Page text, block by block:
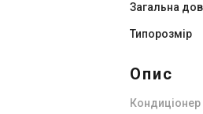
Загальна
Типорозмір
Опис
Кондиціонер